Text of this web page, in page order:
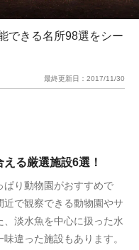
できる名所98選をシー
最終更新日： 2017/11/30
る厳選施設6選！
り動物園がおすすめで
で観察できる動物園やサ
淡水魚を中心に扱った水
違った施設もあります。